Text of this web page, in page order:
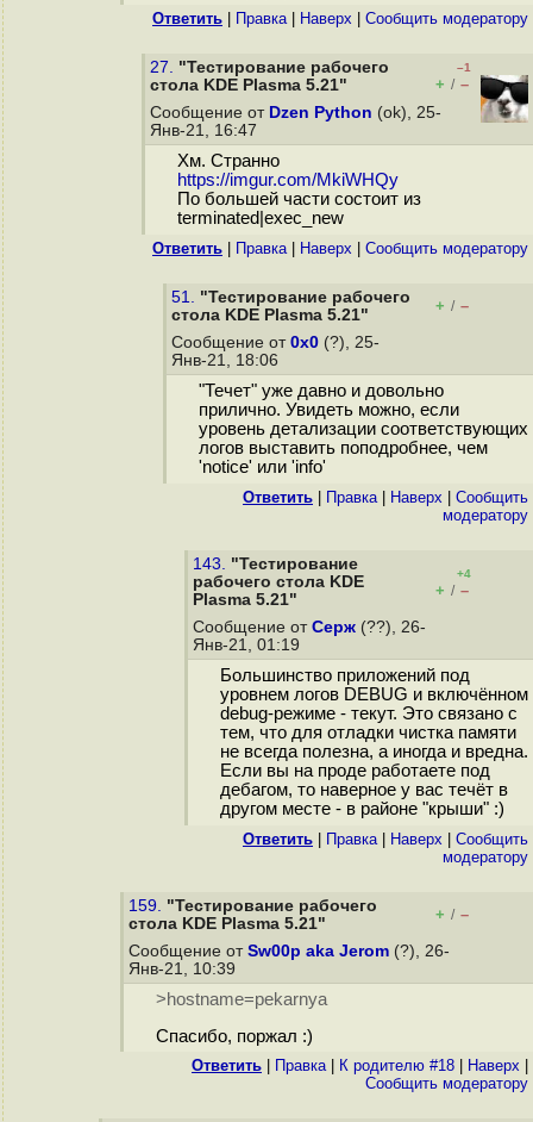
Ответить Правка| Наверх Cообщить модератору
27. "Тестирование рабочего
стола KDE Plasma 5.21"
–1
+ / –
Сообщение от Dzen Python (ok), 25-
Янв-21, 16:47
Хм. Странно
https://imgur.com/MkiWHQy
По большей части состоит из
terminated|exec_new
Ответить Правка| Наверх Cообщить модератору
51. "Тестирование рабочего
стола KDE Plasma 5.21"
+ / –
Сообщение от 0x0 (?), 25-
Янв-21, 18:06
"Течет" уже давно и довольно
прилично. Увидеть можно, если
уровень детализации соответствующих
логов выставить поподробнее, чем
'notice' или 'info'
Ответить Правка| Наверх
Cообщить
модератору
143. "Тестирование
рабочего стола KDE
Plasma 5.21"
+4
+ / –
Сообщение от Серж (??), 26-
Янв-21, 01:19
Большинство приложений под
уровнем логов DEBUG и включённом
debug-режиме - текут. Это связано с
тем, что для отладки чистка памяти
не всегда полезна, а иногда и вредна.
Если вы на проде работаете под
дебагом, то наверное у вас течёт в
другом месте - в районе "крыши" :)
Ответить Правка| Наверх
Cообщить
модератору
159. "Тестирование рабочего
стола KDE Plasma 5.21"
+ / –
Сообщение от Sw00p aka Jerom (?), 26-
Янв-21, 10:39
>hostname=pekarnya
Спасибо, поржал :)
Ответить Правка| К родителю #18 Наверх
Cообщить модератору